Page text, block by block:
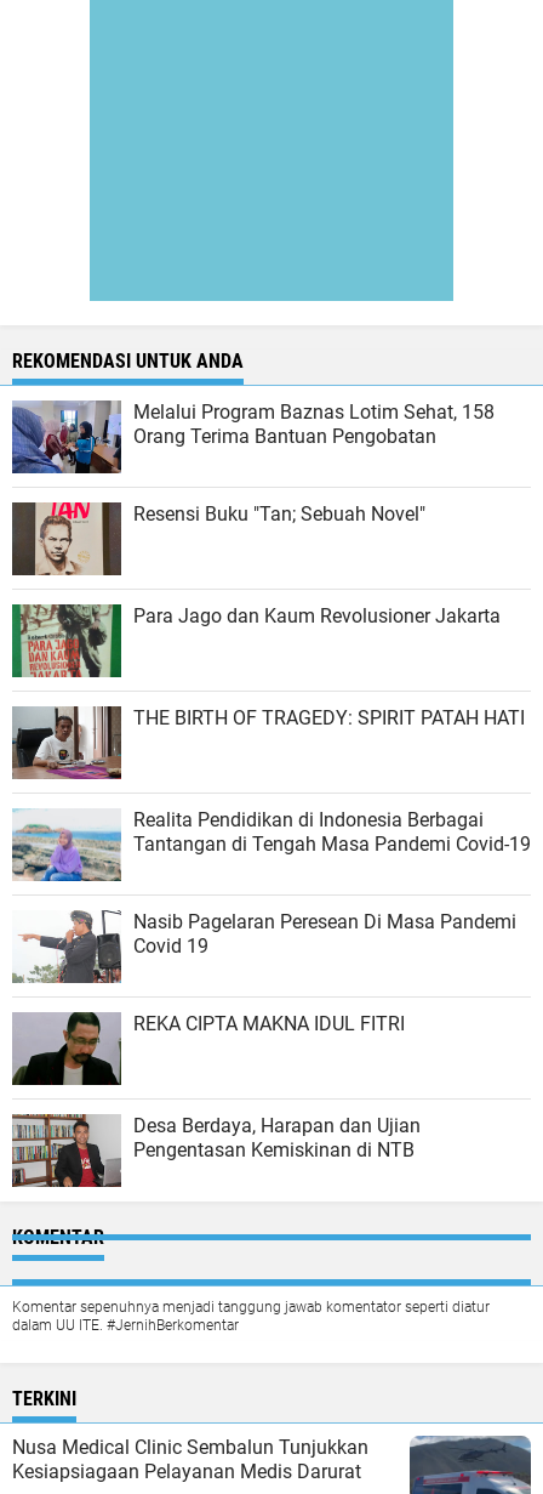
REKOMENDASI UNTUK ANDA
Melalui Program Baznas Lotim Sehat, 158
Orang Terima Bantuan Pengobatan
Resensi Buku "Tan; Sebuah Novel"
Para Jago dan Kaum Revolusioner Jakarta
THE BIRTH OF TRAGEDY: SPIRIT PATAH HATI
Realita Pendidikan di Indonesia Berbagai
Tantangan di Tengah Masa Pandemi Covid-19
Nasib Pagelaran Peresean Di Masa Pandemi
Covid 19
REKA CIPTA MAKNA IDUL FITRI
Desa Berdaya, Harapan dan Ujian
Pengentasan Kemiskinan di NTB
KOMENTAR
Komentar sepenuhnya menjadi tanggung jawab komentator seperti diatur
dalam UU ITE. #JernihBerkomentar
TERKINI
Nusa Medical Clinic Sembalun Tunjukkan
Kesiapsiagaan Pelayanan Medis Darurat